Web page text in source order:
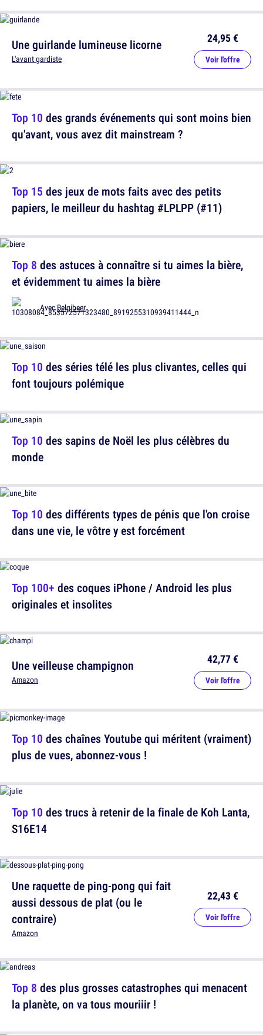
Top 10 des grands événements qui sont moins bien
qu'avant, vous avez dit mainstream ?
Top 8 des astuces à connaître si tu aimes la bière,
et évidemment tu aimes la bière
AvecBelgibeer
Top 10 des sapins de Noël les plus célèbres du
monde
Top 100+ des coques iPhone / Android les plus
originales et insolites
Top 10 des trucs à retenir de la finale de Koh Lanta,
S16E14
Top 8 des plus grosses catastrophes qui menacent
la planète, on va tous mouriiir !
Une guirlande lumineuse licorne
L'avant gardiste
24,95 €
Voir l'offre
Top 15 des jeux de mots faits avec des petits
papiers, le meilleur du hashtag #LPLPP (#11)
Top 10 des séries télé les plus clivantes, celles qui
font toujours polémique
Top 10 des différents types de pénis que l'on croise
dans une vie, le vôtre y est forcément
Une veilleuse champignon
Amazon
42,77 €
Voir l'offre
Top 10 des chaînes Youtube qui méritent (vraiment)
plus de vues, abonnez-vous !
Une raquette de ping-pong qui fait
aussi dessous de plat (ou le
contraire)
Amazon
22,43 €
Voir l'offre